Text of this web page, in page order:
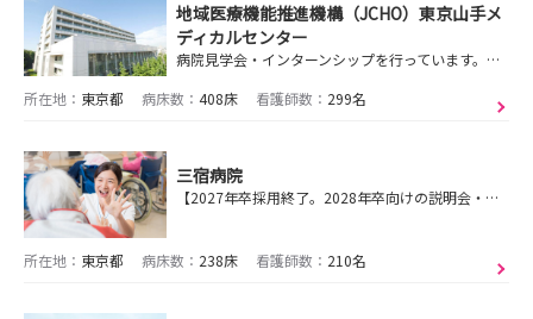
地域医療機能推進機構（JCHO）東京山手メ
ディカルセンター
病院見学会・インターンシップを行っています。看護の3K「希望」「感動」「絆」を大切にしています。ぜひ一度お越しください!!
所在地： 東京都 病床数： 408床 看護師数： 299名
三宿病院
【2027年卒採用終了。2028年卒向けの説明会・就業体験受付中】渋谷近くの公的病院／新人教育2年間／脳卒中センターや急性期病棟～訪問看護まで幅広く経験
所在地： 東京都 病床数： 238床 看護師数： 210名